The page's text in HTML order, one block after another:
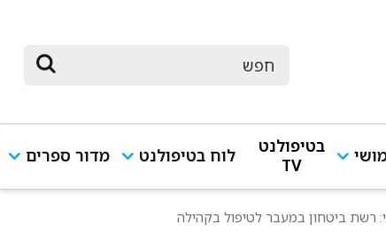
בטיפולנט
TV
לוח בטיפולנט מדור ספרים
רשת ביטחון במעבר לטיפול בקהילה